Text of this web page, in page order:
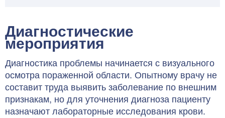
Диагностические
мероприятия
Диагностика проблемы начинается с визуального
осмотра пораженной области. Опытному врачу не
составит труда выявить заболевание по внешним
признакам, но для уточнения диагноза пациенту
назначают лабораторные исследования крови.